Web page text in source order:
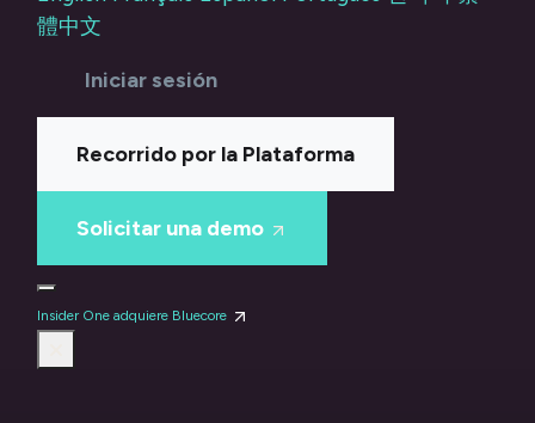
體中文
Iniciar sesión
Recorrido por la Plataforma
Solicitar una demo
Insider One adquiere Bluecore